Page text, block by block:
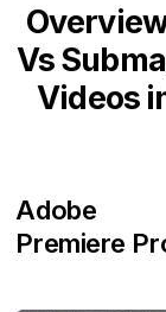
Vs
Videos
Adobe
Premiere